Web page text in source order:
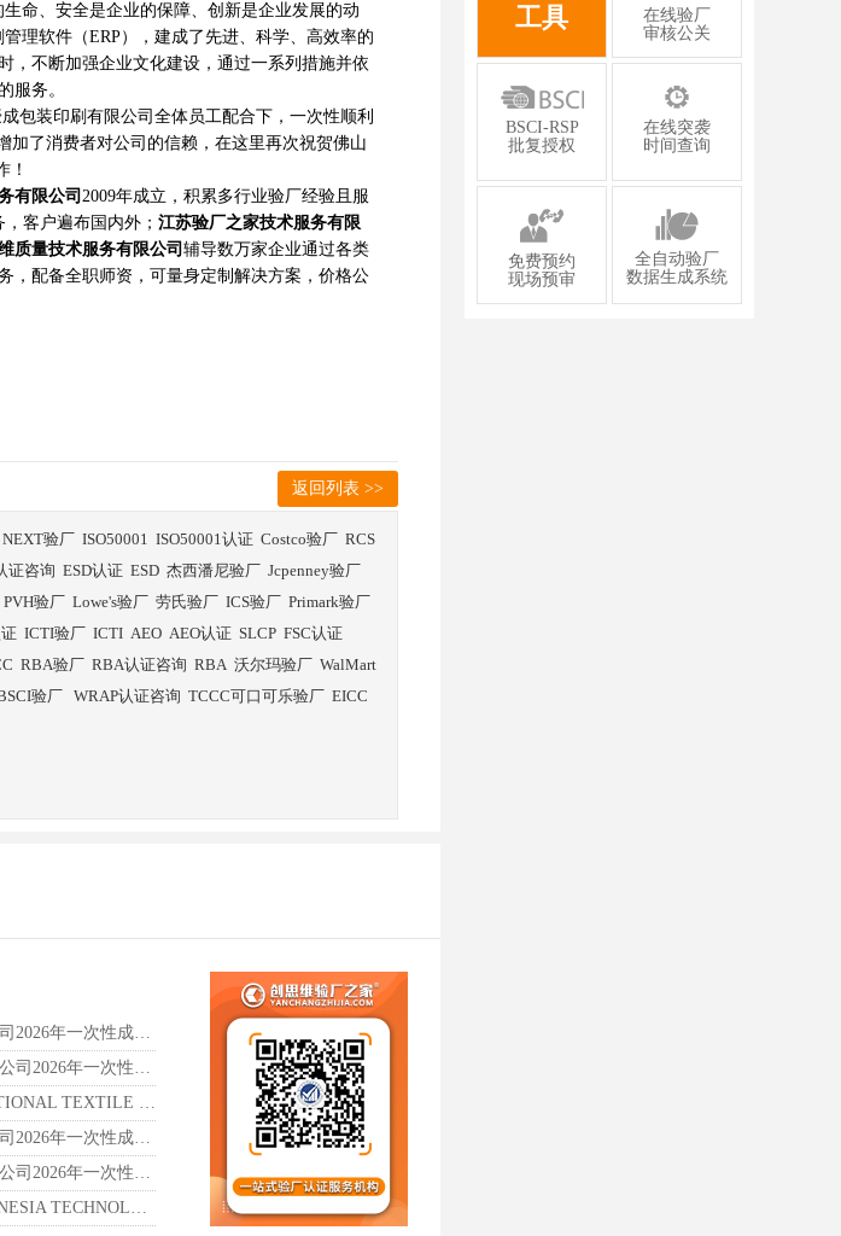
工具
在线验厂
审核公关
BSCI-RSP
批复授权
在线突袭
时间查询
免费预约
现场预审
全自动验厂
数据生成系统
命、安全是企业的保障、创新是企业发展的动
理软件（ERP），建成了先进、科学、高效率的
，不断加强企业文化建设，通过一系列措施并依
服务。
装印刷有限公司全体员工配合下，一次性顺利
加了消费者对公司的信赖，在这里再次祝贺佛山
！
有限公司 2009年成立，积累多行业验厂经验且服
客户遍布国内外； 江苏验厂之家技术服务有限
质量技术服务有限公司 辅导数万家企业通过各类
，配备全职师资，可量身定制解决方案，价格公
返回列表 >>
NEXT验厂 ISO50001 ISO50001认证 Costco验厂 RCS
证咨询 ESD认证 ESD 杰西潘尼验厂 Jcpenney验厂
PVH验厂 Lowe's验厂 劳氏验厂 ICS验厂 Primark验厂
ICTI验厂 ICTI AEO AEO认证 SLCP FSC认证
RBA验厂 RBA认证咨询 RBA 沃尔玛验厂 WalMart
验厂 WRAP认证咨询 TCCC可口可乐验厂 EICC
祝贺中山蓝晨科技股份有限公司2026年一次性成功通过BSCI验厂-B级
祝贺力特半导体（无锡）有限公司2026年一次性成功通过RBA-VAP认证审核并取得170.2分
祝贺台湾JE HONG INTERNATIONAL TEXTILE CO., LTD 2026年一次性成功通过GRS认证
祝贺立讯技术（越南）有限公司2026年一次性成功通过RBA-VAP审核获得金牌评级！
祝贺河南意诺康医疗器械有限公司2026年一次性成功通过GMP认证
祝贺印尼PT EVERPRO INDONESIA TECHNOLOGIES公司2026年一次性成功通过RBA-VAP审核